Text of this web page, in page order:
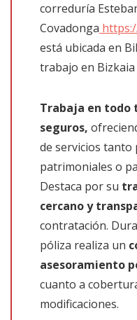
correduría
Covadonga
está ubicada en
trabajo en Bizkaia
Trabaja en todo
seguros,
de servicios tanto
patrimoniales o
Destaca por su
cercano y
contratación.
póliza realiza un
asesoramiento
cuanto a
modificaciones.